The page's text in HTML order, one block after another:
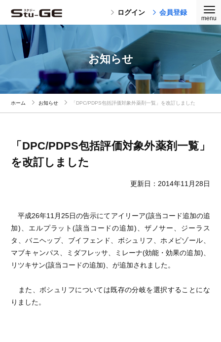
ログイン 会員登録
お知らせ
ホーム お知らせ 「DPC/PDPS包括評価対象外薬剤一覧」を改訂しました
「DPC/PDPS包括評価対象外薬剤一覧」
を改訂しました
更新日：2014年11月28日
平成26年11月25日の告示にてアイリーア(該当コード追加の追
加)、エルプラット(該当コードの追加)、ザノサー、ジーラス
タ、バニヘップ、ブイフェンド、ボシュリフ、ホメピゾール、
マブキャンパス、ミダフレッサ、ミレーナ(効能・効果の追加)、
リツキサン(該当コードの追加)、が追加されました。
また、ボシュリフについては既存の分岐を選択することにな
りました。